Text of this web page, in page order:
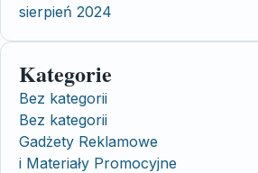
sierpień 2024
Kategorie
Bez kategorii
Bez kategorii
Gadżety Reklamowe
i Materiały Promocyjne